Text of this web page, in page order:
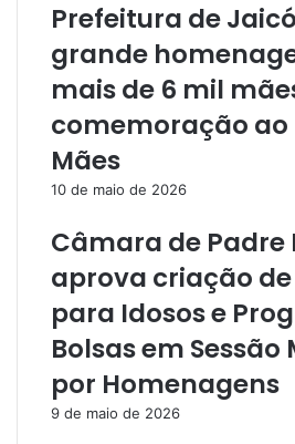
Prefeitura de
grande
mais de 6 mil
comemoração ao
Mães
10 de maio de 2026
Câmara de Padre
aprova criação
para Idosos e
Bolsas em
por Homenagens
9 de maio de 2026